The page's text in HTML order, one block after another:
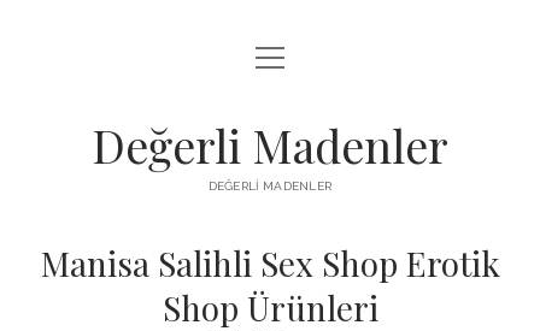
FACEBOOK TAKIPÇI YÜKSELTME HILESI
menüyü
aç
Değerli Madenler
DEĞERLI MADENLER
Manisa Salihli Sex Shop Erotik
Shop Ürünleri